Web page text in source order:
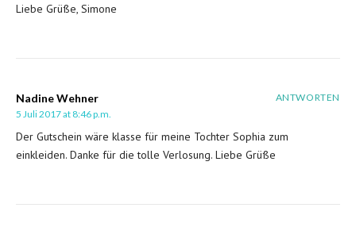
Liebe Grüße, Simone
Nadine Wehner
ANTWORTEN
5 Juli 2017 at 8:46 p.m.
Der Gutschein wäre klasse für meine Tochter Sophia zum
einkleiden. Danke für die tolle Verlosung. Liebe Grüße